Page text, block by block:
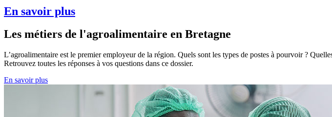
En savoir plus
Les métiers de l'agroalimentaire en Bretagne
L’agroalimentaire est le premier employeur de la région. Quels sont les types de postes à pourvoir ?
Retrouvez toutes les réponses à vos questions dans ce dossier.
En savoir plus